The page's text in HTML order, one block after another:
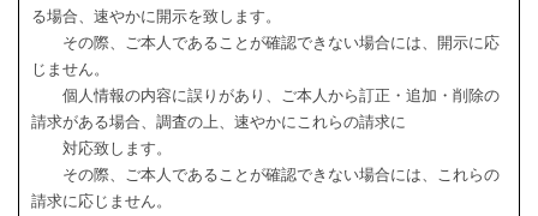
る場合、速やかに開示を致します。
その際、ご本人であることが確認できない場合には、開示に応
じません。
個人情報の内容に誤りがあり、ご本人から訂正・追加・削除の
請求がある場合、調査の上、速やかにこれらの請求に
対応致します。
その際、ご本人であることが確認できない場合には、これらの
請求に応じません。